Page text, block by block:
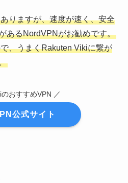
りますが、速度が速く、安全
あるNordVPNがお勧めです。
、うまくRakuten Vikiに繋が
おすすめVPN ／
公式サイト